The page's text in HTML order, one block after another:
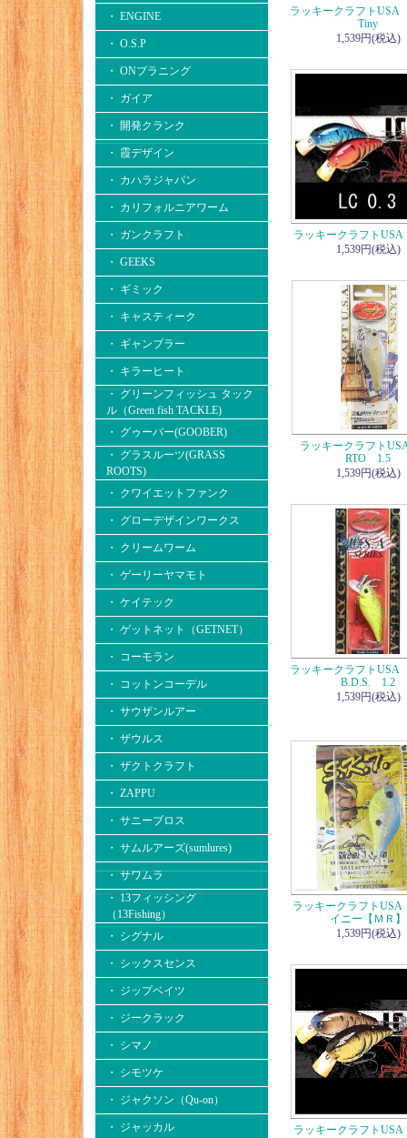
・ ENGINE
・ O.S.P
・ ONプラニング
・ ガイア
・ 開発クランク
・ 霞デザイン
・ カハラジャパン
・ カリフォルニアワーム
・ ガンクラフト
・ GEEKS
・ ギミック
・ キャスティーク
・ ギャンブラー
・ キラーヒート
・ グリーンフィッシュ タック
ル（Green fish TACKLE)
・ グゥーバー(GOOBER)
・ グラスルーツ(GRASS
ROOTS)
・ クワイエットファンク
・ グローデザインワークス
・ クリームワーム
・ ゲーリーヤマモト
・ ケイテック
・ ゲットネット（GETNET）
・ コーモラン
・ コットンコーデル
・ サウザンルアー
・ ザウルス
・ ザクトクラフト
・ ZAPPU
・ サニーブロス
・ サムルアーズ(sumlures)
・ サワムラ
・ 13フィッシング
（13Fishing）
・ シグナル
・ シックスセンス
・ ジップベイツ
・ ジークラック
・ シマノ
・ シモツケ
・ ジャクソン（Qu-on）
・ ジャッカル
ラッキークラフトUSA
Tiny
1,539円(税込)
ラッキークラフト
1,539円(税込)
ラッキークラフト
RTO 1.5
1,539円(税込)
ラッキークラフトUSA
B.D.S. 1.2
1,539円(税込)
ラッキークラフト
イニー【ＭＲ】
1,539円(税込)
ラッキークラフト